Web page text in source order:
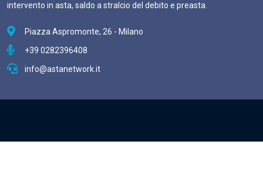
intervento in asta, saldo a stralcio del debito e preasta.
Piazza Aspromonte, 26 - Milano
+39 0282396408
info@astanetwork.it